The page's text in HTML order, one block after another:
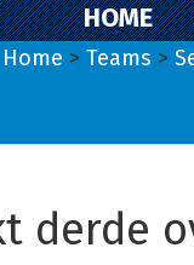
HOME
Home > Teams >
derde